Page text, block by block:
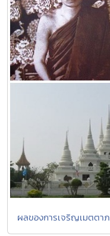
ผลของการเจริญเมตตา